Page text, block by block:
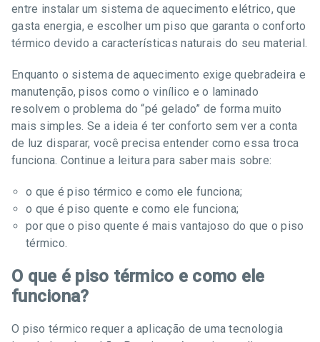
entre instalar um sistema de aquecimento elétrico, que
gasta energia, e escolher um piso que garanta o conforto
térmico devido a características naturais do seu material.
Enquanto o sistema de aquecimento exige quebradeira e
manutenção, pisos como o vinílico e o laminado
resolvem o problema do “pé gelado” de forma muito
mais simples. Se a ideia é ter conforto sem ver a conta
de luz disparar, você precisa entender como essa troca
funciona. Continue a leitura para saber mais sobre:
o que é piso térmico e como ele funciona;
o que é piso quente e como ele funciona;
por que o piso quente é mais vantajoso do que o piso
térmico.
O que é piso térmico e como ele
funciona?
O piso térmico requer a aplicação de uma tecnologia